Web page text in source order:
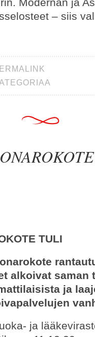
– siis
TULI
alkoivat saman
ja
ja